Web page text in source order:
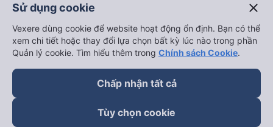
Sử dụng cookie close
Vexere dùng cookie để website hoạt động ổn định. Bạn có thể
xem chi tiết hoặc thay đổi lựa chọn bất kỳ lúc nào trong phần
Quản lý cookie. Tìm hiểu thêm trong Chính sách Cookie.
Chấp nhận tất cả
Tùy chọn cookie